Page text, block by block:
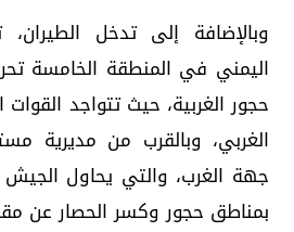
وبالإضافة إلى تدخل
اليمني في المنطقة الخامسة
حجور الغربية، حيث تتواجد
الغربي، وبالقرب من مديرية
جهة الغرب، والتي يحاول الجيش
بمناطق حجور وكسر الحصار عن